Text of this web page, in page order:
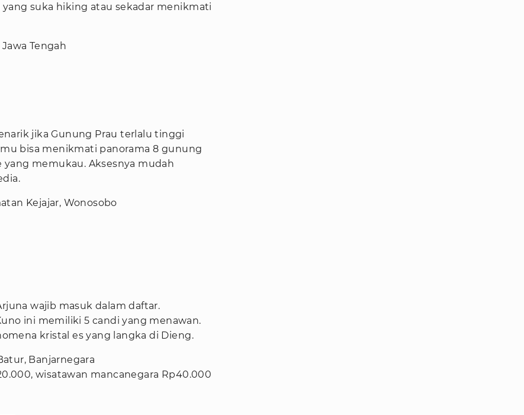
suka hiking atau sekadar menikmati
Tengah
jika Gunung Prau terlalu tinggi
bisa menikmati panorama 8 gunung
memukau. Aksesnya mudah
Kejajar, Wonosobo
wajib masuk dalam daftar.
ini memiliki 5 candi yang menawan.
kristal es yang langka di Dieng.
Banjarnegara
wisatawan mancanegara Rp40.000